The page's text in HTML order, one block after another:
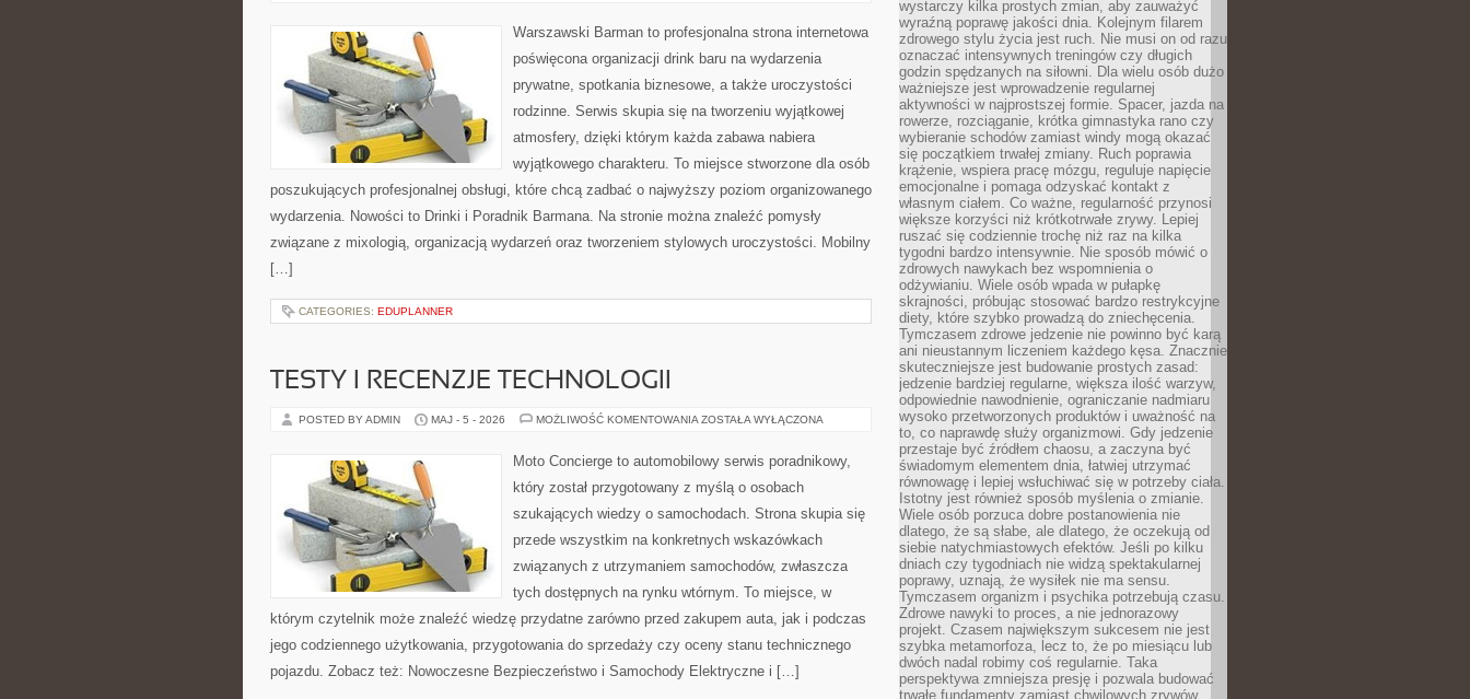
Warszawski Barman to profesjonalna strona internetowa
poświęcona organizacji drink baru na wydarzenia
prywatne, spotkania biznesowe, a także uroczystości
rodzinne. Serwis skupia się na tworzeniu wyjątkowej
atmosfery, dzięki którym każda zabawa nabiera
wyjątkowego charakteru. To miejsce stworzone dla osób
poszukujących profesjonalnej obsługi, które chcą zadbać o najwyższy poziom organizowanego
wydarzenia. Nowości to Drinki i Poradnik Barmana. Na stronie można znaleźć pomysły
związane z mixologią, organizacją wydarzeń oraz tworzeniem stylowych uroczystości. Mobilny
[…]
CATEGORIES: EDUPLANNER
TESTY I RECENZJE TECHNOLOGII
POSTED BY ADMIN MAJ - 5 - 2026 MOŻLIWOŚĆ KOMENTOWANIA TESTY
TECHNOLOGII
ZOSTAŁA WYŁĄCZONA
Moto Concierge to automobilowy serwis poradnikowy,
który został przygotowany z myślą o osobach
szukających wiedzy o samochodach. Strona skupia się
przede wszystkim na konkretnych wskazówkach
związanych z utrzymaniem samochodów, zwłaszcza
tych dostępnych na rynku wtórnym. To miejsce, w
którym czytelnik może znaleźć wiedzę przydatne zarówno przed zakupem auta, jak i podczas
jego codziennego użytkowania, przygotowania do sprzedaży czy oceny stanu technicznego
pojazdu. Zobacz też: Nowoczesne Bezpieczeństwo i Samochody Elektryczne i […]
wystarczy kilka prostych zmian, aby zauważyć
wyraźną poprawę jakości dnia. Kolejnym filarem
zdrowego stylu życia jest ruch. Nie musi on od razu
oznaczać intensywnych treningów czy długich
godzin spędzanych na siłowni. Dla wielu osób dużo
ważniejsze jest wprowadzenie regularnej
aktywności w najprostszej formie. Spacer, jazda na
rowerze, rozciąganie, krótka gimnastyka rano czy
wybieranie schodów zamiast windy mogą okazać
się początkiem trwałej zmiany. Ruch poprawia
krążenie, wspiera pracę mózgu, reguluje napięcie
emocjonalne i pomaga odzyskać kontakt z
własnym ciałem. Co ważne, regularność przynosi
większe korzyści niż krótkotrwałe zrywy. Lepiej
ruszać się codziennie trochę niż raz na kilka
tygodni bardzo intensywnie. Nie sposób mówić o
zdrowych nawykach bez wspomnienia o
odżywianiu. Wiele osób wpada w pułapkę
skrajności, próbując stosować bardzo restrykcyjne
diety, które szybko prowadzą do zniechęcenia.
Tymczasem zdrowe jedzenie nie powinno być karą
ani nieustannym liczeniem każdego kęsa. Znacznie
skuteczniejsze jest budowanie prostych zasad:
jedzenie bardziej regularne, większa ilość warzyw,
odpowiednie nawodnienie, ograniczanie nadmiaru
wysoko przetworzonych produktów i uważność na
to, co naprawdę służy organizmowi. Gdy jedzenie
przestaje być źródłem chaosu, a zaczyna być
świadomym elementem dnia, łatwiej utrzymać
równowagę i lepiej wsłuchiwać się w potrzeby ciała.
Istotny jest również sposób myślenia o zmianie.
Wiele osób porzuca dobre postanowienia nie
dlatego, że są słabe, ale dlatego, że oczekują od
siebie natychmiastowych efektów. Jeśli po kilku
dniach czy tygodniach nie widzą spektakularnej
poprawy, uznają, że wysiłek nie ma sensu.
Tymczasem organizm i psychika potrzebują czasu.
Zdrowe nawyki to proces, a nie jednorazowy
projekt. Czasem największym sukcesem nie jest
szybka metamorfoza, lecz to, że po miesiącu lub
dwóch nadal robimy coś regularnie. Taka
perspektywa zmniejsza presję i pozwala budować
trwałe fundamenty zamiast chwilowych zrywów.